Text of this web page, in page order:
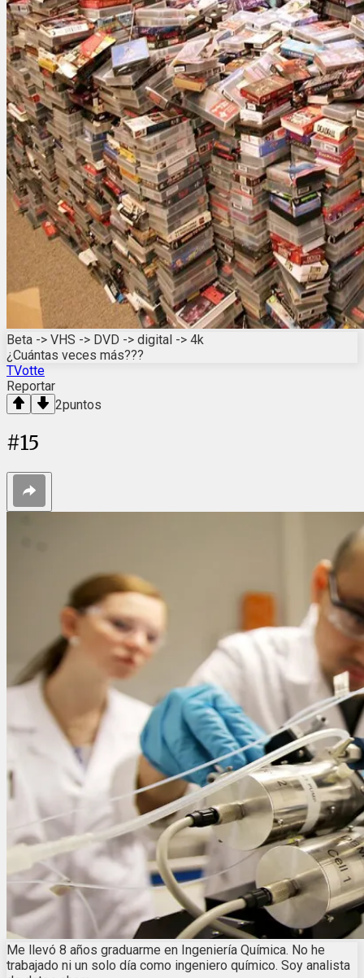
Beta -> VHS -> DVD -> digital -> 4k
¿Cuántas veces más???
TVotte
Reportar
2puntos
#15
Me llevó 8 años graduarme en Ingeniería Química. No he
trabajado ni un solo día como ingeniero químico. Soy analista